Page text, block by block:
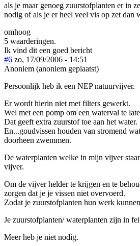
als je maar genoeg zuurstofplanten er in
nodig of als je er heel veel vis op zet dan
omhoog
5 waarderingen.
Ik vind dit een goed bericht
#6 zo, 17/09/2006 - 14:51
Anoniem (anoniem geplaatst)
Persoonlijk heb ik een NEP natuurvijver.
Er wordt hierin niet met filters gewerkt.
Wel met een pomp om een waterval te
Dat geeft extra zuurstof toe aan het water.
En...goudvissen houden van stromend
doorheen zwemmen.
De waterplanten welke in mijn vijver
vijver.
Om de vijver helder te krijgen en te
zorgen dat je je vissen niet overvoerd.
Zodat je zuurstofplanten hun werk
Je zuurstofplanten/ waterplanten zijn in
Meer heb je niet nodig.